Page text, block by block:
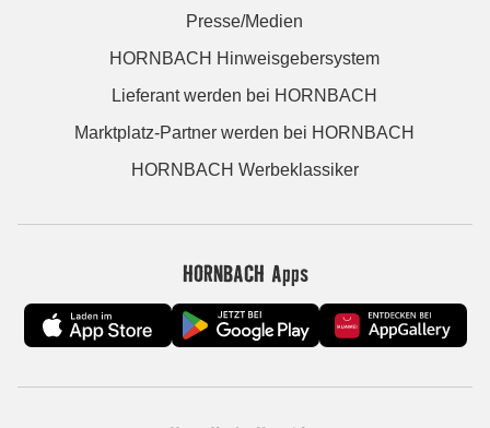
Presse/Medien
HORNBACH Hinweisgebersystem
Lieferant werden bei HORNBACH
Marktplatz-Partner werden bei HORNBACH
HORNBACH Werbeklassiker
HORNBACH Apps